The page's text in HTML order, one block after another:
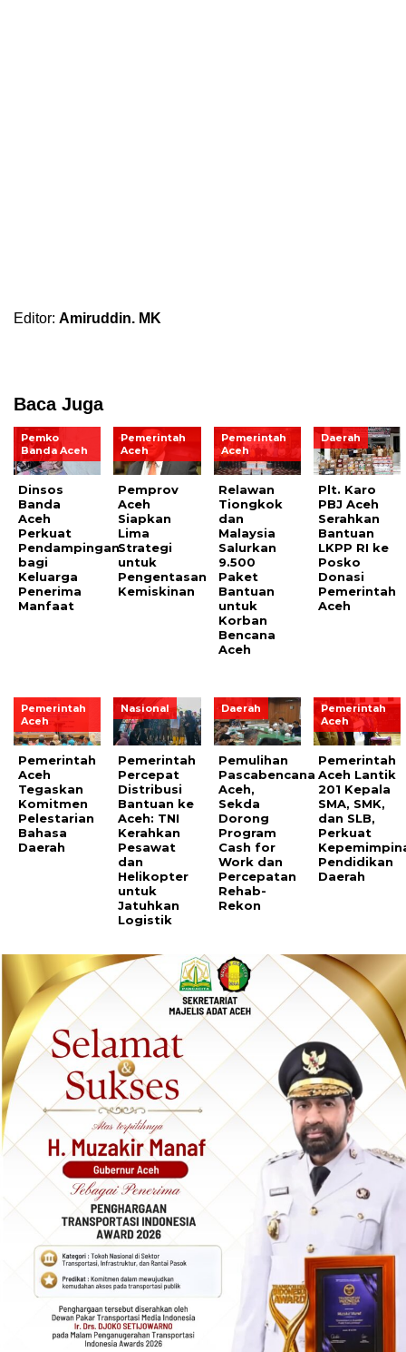
Editor: Amiruddin. MK
Baca Juga
Pemko
Banda Aceh
Dinsos
Banda
Aceh
Perkuat
Pendampingan
bagi
Keluarga
Penerima
Manfaat
Pemerintah
Aceh
Pemprov
Aceh
Siapkan
Lima
Strategi
untuk
Pengentasan
Kemiskinan
Pemerintah
Aceh
Relawan
Tiongkok
dan
Malaysia
Salurkan
9.500
Paket
Bantuan
untuk
Korban
Bencana
Aceh
Daerah
Plt. Karo
PBJ Aceh
Serahkan
Bantuan
LKPP RI ke
Posko
Donasi
Pemerintah
Aceh
Pemerintah
Aceh
Pemerintah
Aceh
Tegaskan
Komitmen
Pelestarian
Bahasa
Daerah
Nasional
Pemerintah
Percepat
Distribusi
Bantuan ke
Aceh: TNI
Kerahkan
Pesawat
dan
Helikopter
untuk
Jatuhkan
Logistik
Daerah
Pemulihan
Pascabencana
Aceh,
Sekda
Dorong
Program
Cash for
Work dan
Percepatan
Rehab-
Rekon
Pemerintah
Aceh
Pemerintah
Aceh Lantik
201 Kepala
SMA, SMK,
dan SLB,
Perkuat
Pendidikan
Daerah